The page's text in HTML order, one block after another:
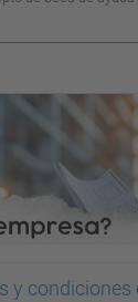
y condiciones